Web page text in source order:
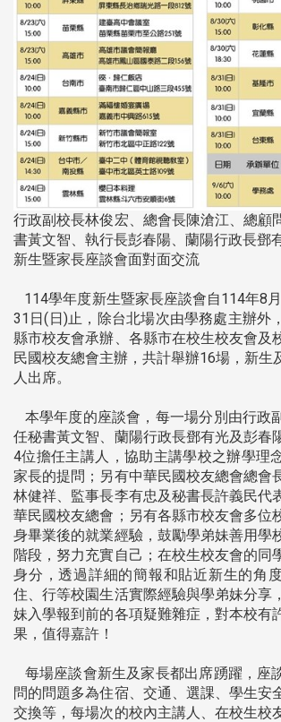
行政副校長林俊宏、總會長陳滄江、總顧
書黃文智、執行長彭春陽、蘭陽行政長鄧
新生暨家長座談會面對面交流
114學年度新生暨家長座談會自114年8
31日(日)止，除台北場次由學務處主辦外
縣市校友會承辦、各縣市在校生校友會及
民國校友總會主辦，共計舉辦16場，新生
人出席。
本學年度的座談會，每一場分別由行政
任秘書黃文智、蘭陽行政長鄧有光及彭春
4位擔任主講人，協助主講學校之辦學理
家長的提問；另有中華民國校友總會總會
林健祥、監事長李有忠及秘書長許義民代
華民國校友總會；另有各縣市校友會多位
身畢業後的就業經驗，鼓勵學弟妹善用學
階段，努力充實自己；在校生校友會的同
身分，透過詳細的簡報和貼近新生的角
住、行等校園生活實際經驗與學弟妹分享
妹入學報到前的各項疑難雜症，對本校有
果，值得嘉許！
每場座談會新生及家長都出席踴躍，座
問的問題多為住宿、交通、選課、學生安
交換等，每場次的校內主講人、在校生校